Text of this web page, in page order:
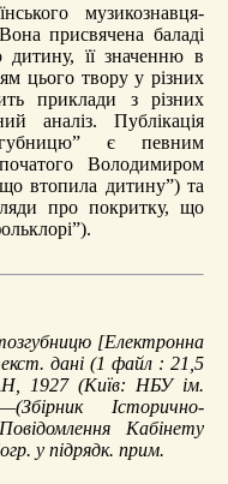
музикознавця-
присвячена баладі
її значенню в
цього твору у різних
приклади з різних
аналіз. Публікація
є певним
Володимиром
втопила дитину”) та
про покритку, що
[Електронна
дані (1 файл : 21,5
1927 (Київ: НБУ ім.
Історично-
Кабінету
у підрядк. прим.